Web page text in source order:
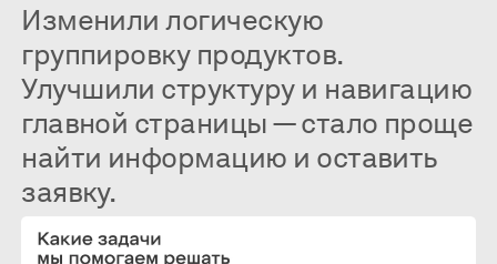
Изменили логическую
группировку продуктов.
Улучшили структуру и навигацию
главной страницы — стало проще
найти информацию и оставить
заявку.